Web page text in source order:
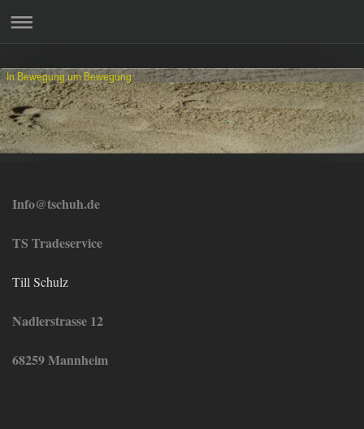
In Bewegung um Bewegung
Info@tschuh.de
TS Tradeservice
Till Schulz
Nadlerstrasse 12
68259 Mannheim